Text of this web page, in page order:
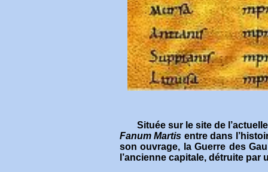
Située sur le site de
Fanum Martis entre dans
son ouvrage, la Guerre des
l’ancienne capitale, détruite